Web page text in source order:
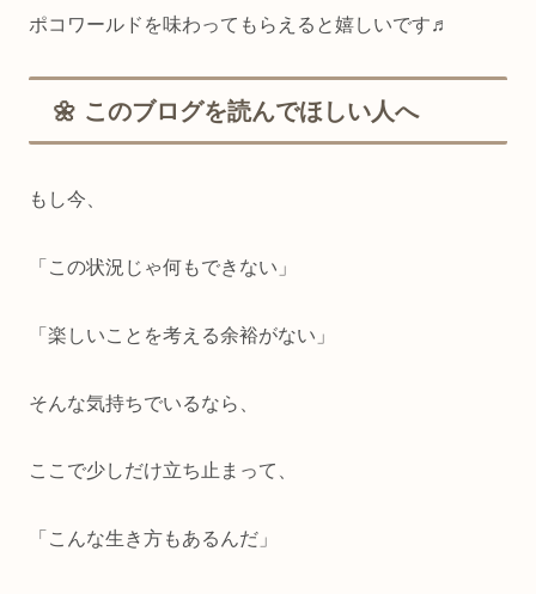
ポコワールドを味わってもらえると嬉しいです♬
🌼 このブログを読んでほしい人へ
もし今、
「この状況じゃ何もできない」
「楽しいことを考える余裕がない」
そんな気持ちでいるなら、
ここで少しだけ立ち止まって、
「こんな生き方もあるんだ」